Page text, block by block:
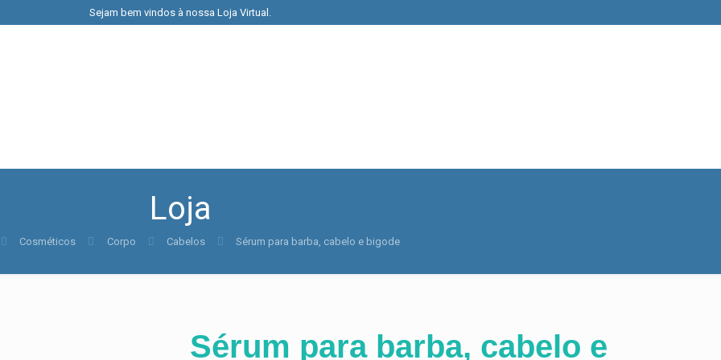
Sejam bem vindos à nossa Loja Virtual.
Loja
Cosméticos Corpo Cabelos Sérum para barba, cabelo e bigode
Sérum para barba, cabelo e